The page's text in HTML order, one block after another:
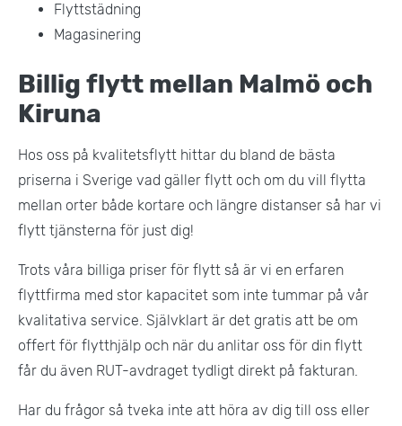
Flyttstädning
Magasinering
Billig flytt mellan Malmö och
Kiruna
Hos oss på kvalitetsflytt hittar du bland de bästa
priserna i Sverige vad gäller flytt och om du vill flytta
mellan orter både kortare och längre distanser så har vi
flytt tjänsterna för just dig!
Trots våra billiga priser för flytt så är vi en erfaren
flyttfirma med stor kapacitet som inte tummar på vår
kvalitativa service. Självklart är det gratis att be om
offert för flytthjälp och när du anlitar oss för din flytt
får du även RUT-avdraget tydligt direkt på fakturan.
Har du frågor så tveka inte att höra av dig till oss eller